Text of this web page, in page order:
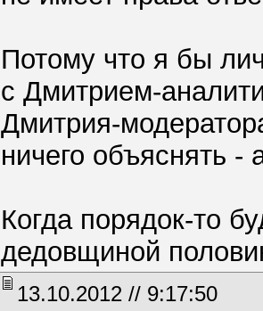
Потому что я бы
с Дмитрием-
Дмитрия-
ничего объяснять
Когда порядок-то
дедовщиной
13.10.2012 // 9:17:50